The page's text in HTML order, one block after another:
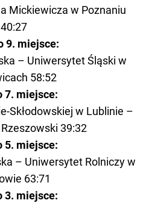
Mickiewicza w Poznaniu
40:27
9. miejsce:
– Uniwersytet Śląski w
58:52
7. miejsce:
Skłodowskiej w Lublinie –
39:32
5. miejsce:
– Uniwersytet Rolniczy w
63:71
3. miejsce: